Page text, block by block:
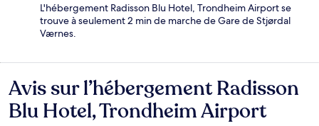
L'hébergement Radisson Blu Hotel, Trondheim Airport se
trouve à seulement 2 min de marche de Gare de Stjørdal
Værnes.
Avis
Avis sur l’hébergement Radisson
Blu Hotel, Trondheim Airport